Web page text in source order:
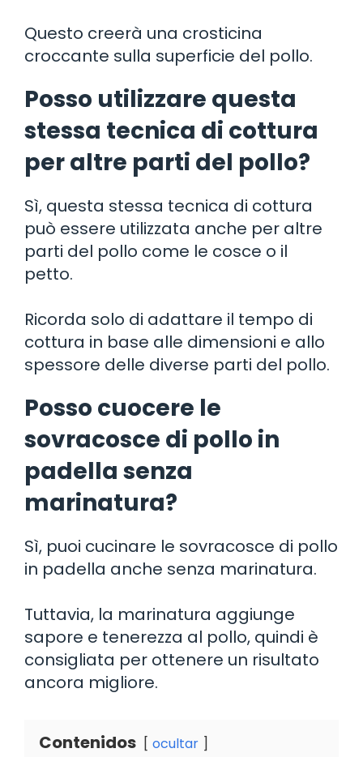
Questo creerà una crosticina
croccante sulla superficie del pollo.
Posso utilizzare questa
stessa tecnica di cottura
per altre parti del pollo?
Sì, questa stessa tecnica di cottura
può essere utilizzata anche per altre
parti del pollo come le cosce o il
petto.
Ricorda solo di adattare il tempo di
cottura in base alle dimensioni e allo
spessore delle diverse parti del pollo.
Posso cuocere le
sovracosce di pollo in
padella senza
marinatura?
Sì, puoi cucinare le sovracosce di pollo
in padella anche senza marinatura.
Tuttavia, la marinatura aggiunge
sapore e tenerezza al pollo, quindi è
consigliata per ottenere un risultato
ancora migliore.
Contenidos ocultar